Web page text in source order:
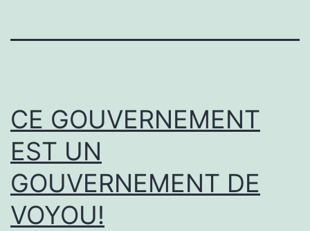
CE GOUVERNEMENT
EST UN
GOUVERNEMENT DE
VOYOU!